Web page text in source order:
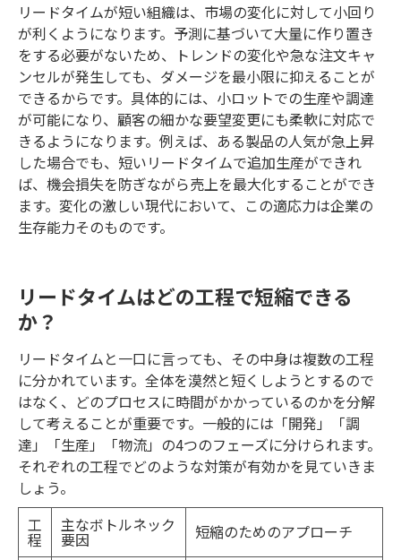
リードタイムが短い組織は、市場の変化に対して小回り
が利くようになります。予測に基づいて大量に作り置き
をする必要がないため、トレンドの変化や急な注文キャ
ンセルが発生しても、ダメージを最小限に抑えることが
できるからです。具体的には、小ロットでの生産や調達
が可能になり、顧客の細かな要望変更にも柔軟に対応で
きるようになります。例えば、ある製品の人気が急上昇
した場合でも、短いリードタイムで追加生産ができれ
ば、機会損失を防ぎながら売上を最大化することができ
ます。変化の激しい現代において、この適応力は企業の
生存能力そのものです。
リードタイムはどの工程で短縮できる
か？
リードタイムと一口に言っても、その中身は複数の工程
に分かれています。全体を漠然と短くしようとするので
はなく、どのプロセスに時間がかかっているのかを分解
して考えることが重要です。一般的には「開発」「調
達」「生産」「物流」の4つのフェーズに分けられます。
それぞれの工程でどのような対策が有効かを見ていきま
しょう。
工
程
主なボトルネック
要因
短縮のためのアプローチ